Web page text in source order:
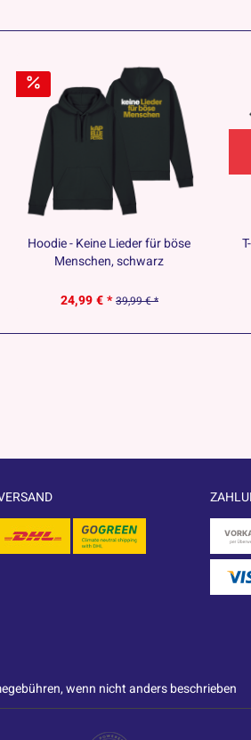
Hoodie - Keine Lieder für böse
Menschen, schwarz
24,99 € * 39,99 € *
wenn nicht anders beschrieben